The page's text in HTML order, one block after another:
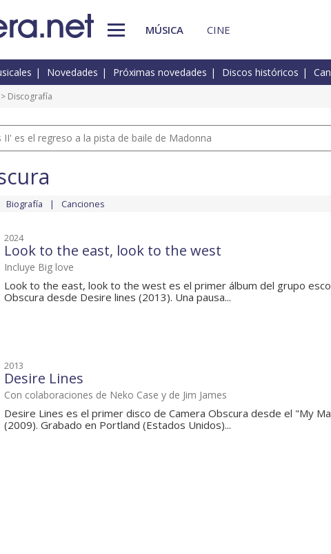
MÚSICA CINE
Novedades Próximas novedades Discos históricos
> Discografía
II' es el regreso a la pista de baile de Madonna
Biografía Canciones
2024
Look to the east, look to the west
Incluye Big love
Look to the east, look to the west es el primer álbum del grupo
Obscura desde Desire lines (2013). Una pausa...
2013
Desire Lines
Con colaboraciones de Neko Case y de Jim James
Desire Lines es el primer disco de Camera Obscura desde el "My
(2009). Grabado en Portland (Estados Unidos)...